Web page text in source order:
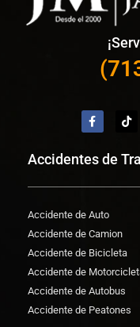
Accidentes de
Accidente de Auto
Accidente de Camion
Accidente de Bicicleta
Accidente de
Accidente de Autobus
Accidente de Peatones